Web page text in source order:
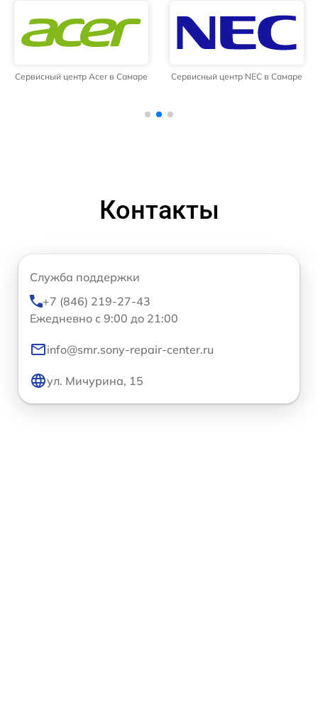
Сервисный центр Acer в Самаре Сервисный центр NEC в Самаре
Контакты
Служба поддержки
+7 (846) 219-27-43
Ежедневно с 9:00 до 21:00
info@smr.sony-repair-center.ru
ул. Мичурина, 15